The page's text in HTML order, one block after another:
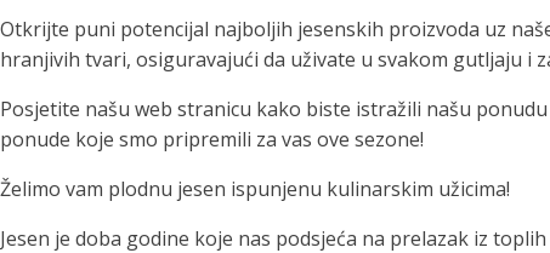
Otkrijte puni potencijal najboljih jesenskih proizvoda uz
hranjivih tvari, osiguravajući da uživate u svakom gutljaju i
Posjetite našu web stranicu kako biste istražili našu
ponude koje smo pripremili za vas ove sezone!
Želimo vam plodnu jesen ispunjenu kulinarskim užicima!
Jesen je doba godine koje nas podsjeća na prelazak iz